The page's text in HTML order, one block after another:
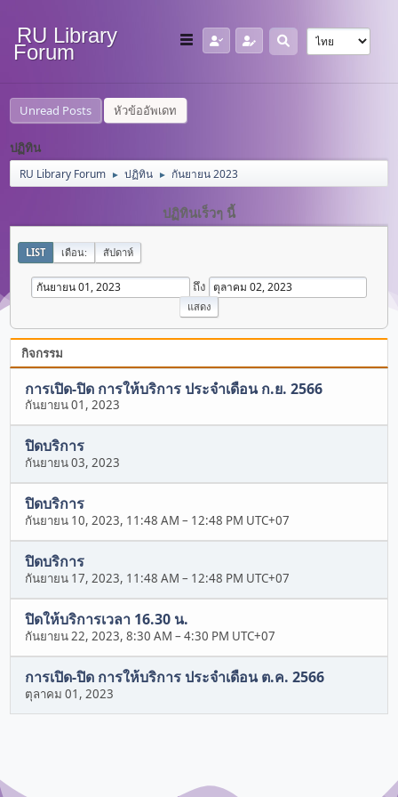
RU Library
Forum
Unread Posts หัวข้ออัพเดท
ปฏิทิน
RU Library Forum ► ปฏิทิน ► กันยายน 2023
ปฏิทินเร็วๆ นี้
LIST เดือน: สัปดาห์
ถึง
กิจกรรม
การเปิด-ปิด การให้บริการ ประจำเดือน ก.ย. 2566
กันยายน 01, 2023
ปิดบริการ
กันยายน 03, 2023
ปิดบริการ
กันยายน 10, 2023, 11:48 AM – 12:48 PM UTC+07
ปิดบริการ
กันยายน 17, 2023, 11:48 AM – 12:48 PM UTC+07
ปิดให้บริการเวลา 16.30 น.
กันยายน 22, 2023, 8:30 AM –4:30 PM UTC+07
การเปิด-ปิด การให้บริการ ประจำเดือน ต.ค. 2566
ตุลาคม 01, 2023